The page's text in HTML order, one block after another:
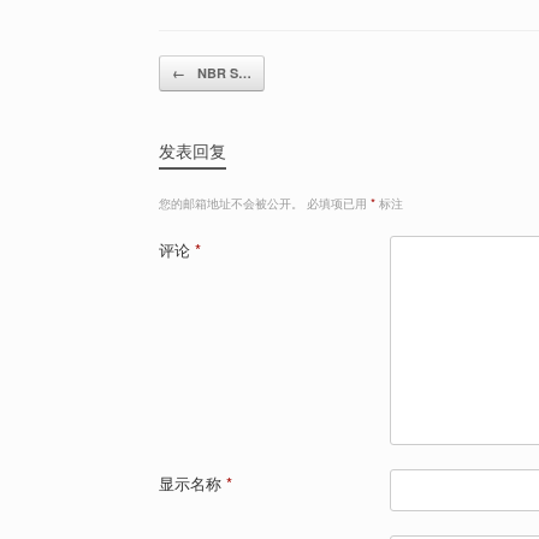
Post navigation
← NBR S…
发表回复
您的邮箱地址不会被公开。 必填项已用 * 标注
评论 *
显示名称 *